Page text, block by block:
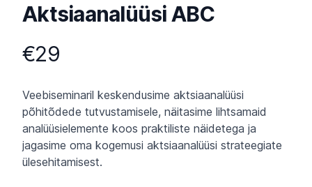
Aktsiaanalüüsi ABC
Tooteinfo
€29
Kirjeldus
Veebiseminaril keskendusime aktsiaanalüüsi
põhitõdede tutvustamisele, näitasime lihtsamaid
analüüsielemente koos praktiliste näidetega ja
jagasime oma kogemusi aktsiaanalüüsi strateegiate
ülesehitamisest.